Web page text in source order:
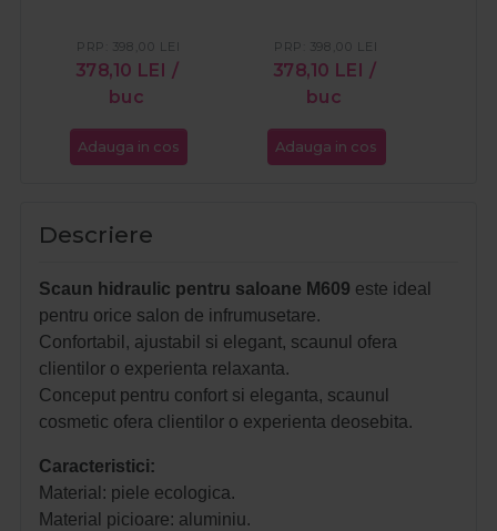
378,10 LEI /
buc
PRP: 398,00 LEI
Adauga in cos
378,10 LEI /
buc
PRP: 398,00 LEI
Adauga in cos
Descriere
Scaun hidraulic pentru saloane M609 este ideal
pentru orice salon de infrumusetare.
Confortabil, ajustabil si elegant, scaunul ofera
clientilor o experienta relaxanta.
Conceput pentru confort si eleganta, scaunul
cosmetic ofera clientilor o experienta deosebita.
Caracteristici:
Material: piele ecologica.
Material picioare: aluminiu.